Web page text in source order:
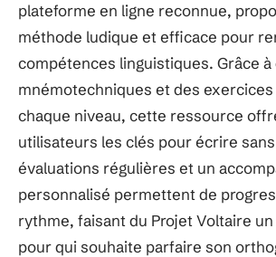
plateforme en ligne reconnue,
méthode ludique et efficace pour
compétences linguistiques. Grâce à
mnémotechniques et des exercices
chaque niveau, cette ressource
utilisateurs les clés pour écrire
évaluations régulières et un
personnalisé permettent de
rythme, faisant du Projet Voltaire
pour qui souhaite parfaire son